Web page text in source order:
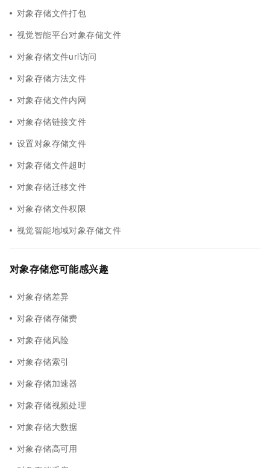
对象存储文件打包
视觉智能平台对象存储文件
对象存储文件url访问
对象存储方法文件
对象存储文件内网
对象存储链接文件
设置对象存储文件
对象存储文件超时
对象存储迁移文件
对象存储文件权限
视觉智能地域对象存储文件
对象存储您可能感兴趣
对象存储差异
对象存储存储费
对象存储风险
对象存储索引
对象存储加速器
对象存储视频处理
对象存储大数据
对象存储高可用